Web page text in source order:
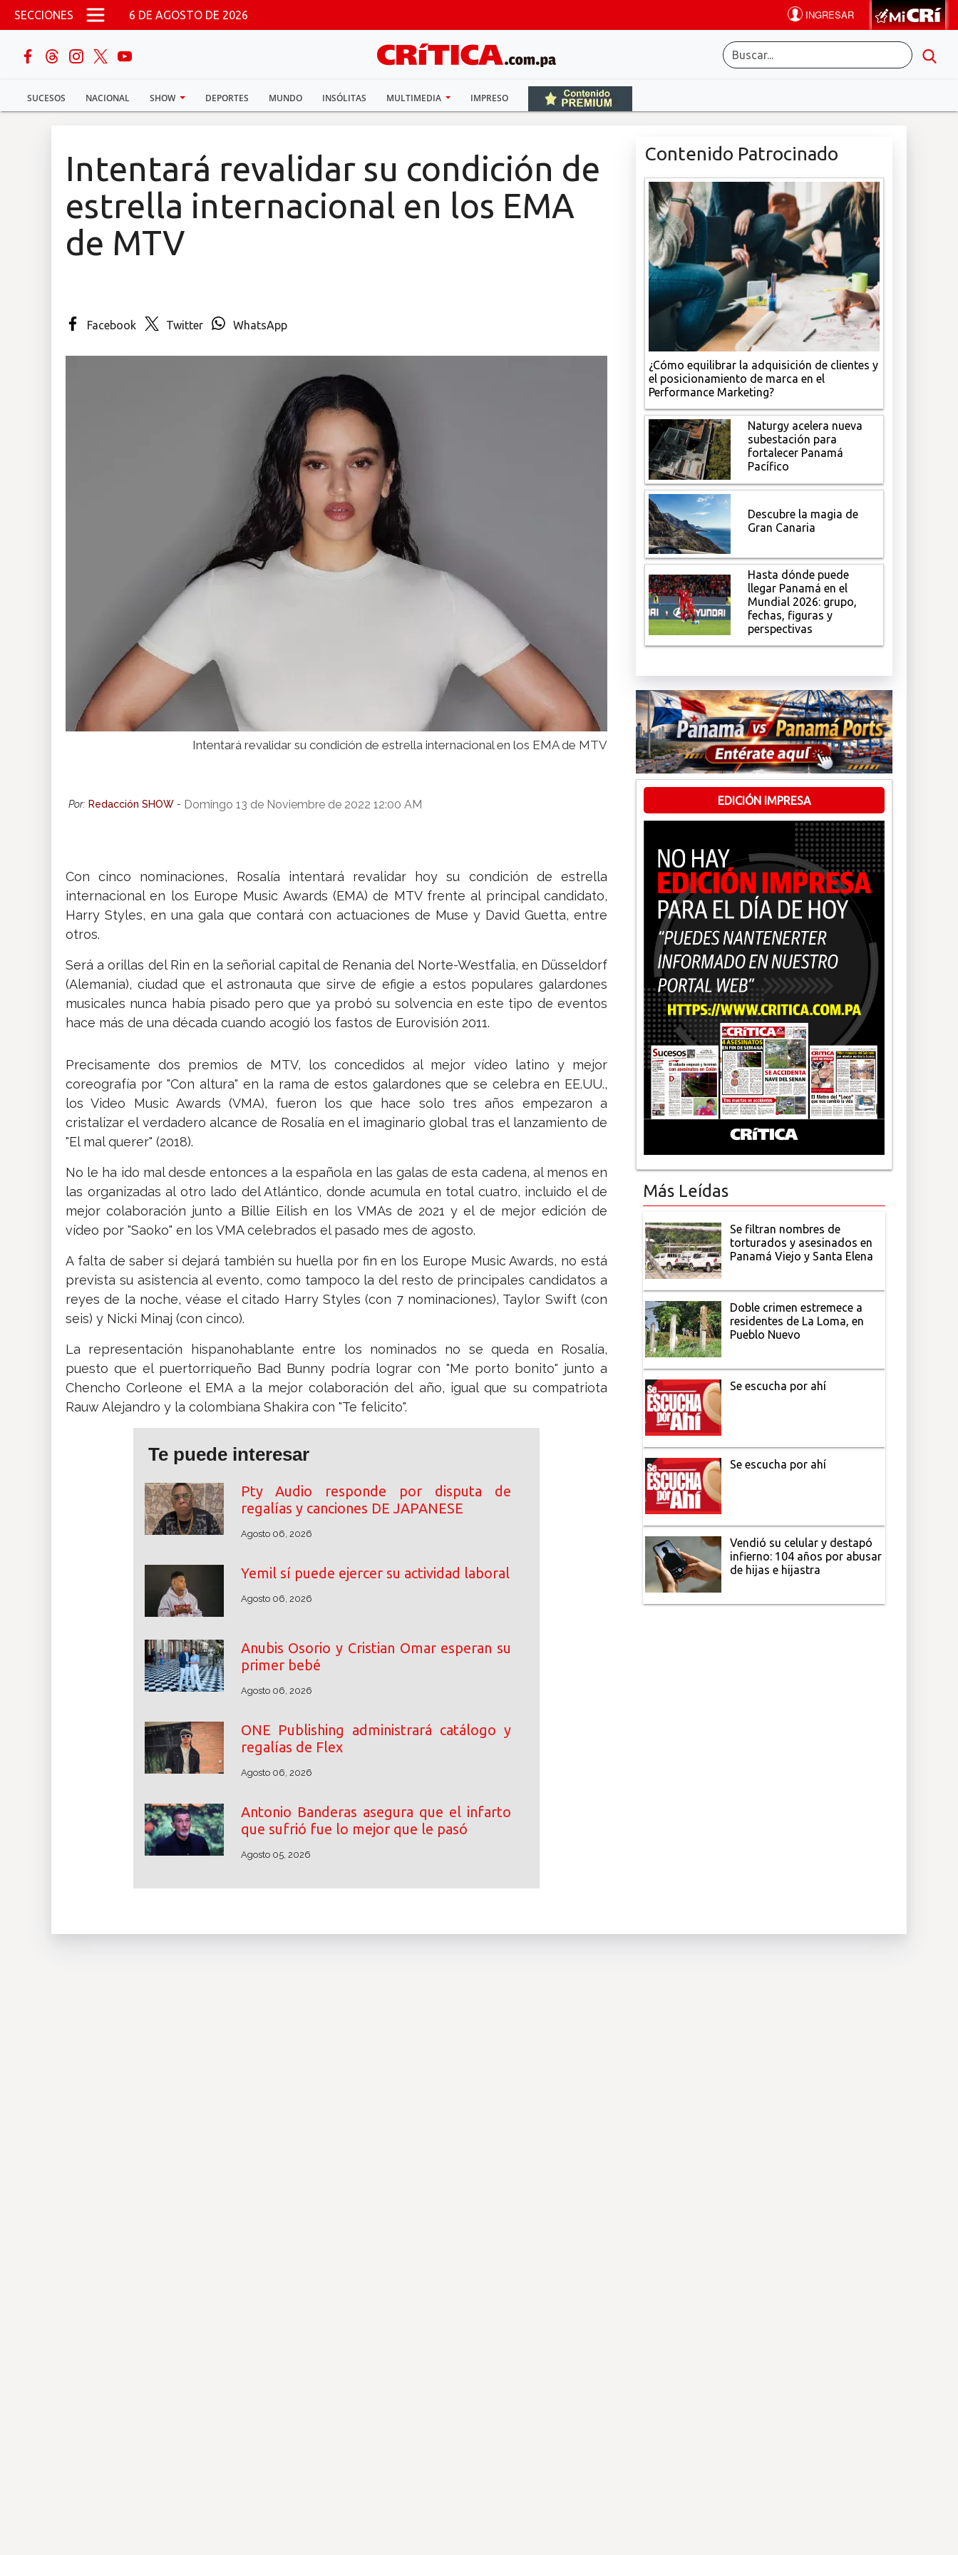
Pasar al contenido principal
SECCIONES 6 DE AGOSTO DE 2026
SUCESOS NACIONAL SHOW DEPORTES MUNDO INSÓLITAS MULTIMEDIA IMPRESO
buscar
Sucesos
Intentará revalidar su condición de
estrella internacional en los EMA
de MTV
Facebook Twitter WhatsApp
Intentará revalidar su condición de estrella internacional en los EMA de MTV
Por: Redacción SHOW - Domingo 13 de Noviembre de 2022 12:00 AM
Con cinco nominaciones, Rosalía intentará revalidar hoy su condición de estrella
internacional en los Europe Music Awards (EMA) de MTV frente al principal candidato,
Harry Styles, en una gala que contará con actuaciones de Muse y David Guetta, entre
otros.
Será a orillas del Rin en la señorial capital de Renania del Norte-Westfalia, en Düsseldorf
(Alemania), ciudad que el astronauta que sirve de efigie a estos populares galardones
musicales nunca había pisado pero que ya probó su solvencia en este tipo de eventos
hace más de una década cuando acogió los fastos de Eurovisión 2011.
Precisamente dos premios de MTV, los concedidos al mejor vídeo latino y mejor
coreografía por "Con altura" en la rama de estos galardones que se celebra en EE.UU.,
los Video Music Awards (VMA), fueron los que hace solo tres años empezaron a
cristalizar el verdadero alcance de Rosalía en el imaginario global tras el lanzamiento de
"El mal querer" (2018).
No le ha ido mal desde entonces a la española en las galas de esta cadena, al menos en
las organizadas al otro lado del Atlántico, donde acumula en total cuatro, incluido el de
mejor colaboración junto a Billie Eilish en los VMAs de 2021 y el de mejor edición de
vídeo por "Saoko" en los VMA celebrados el pasado mes de agosto.
A falta de saber si dejará también su huella por fin en los Europe Music Awards, no está
prevista su asistencia al evento, como tampoco la del resto de principales candidatos a
reyes de la noche, véase el citado Harry Styles (con 7 nominaciones), Taylor Swift (con
seis) y Nicki Minaj (con cinco).
La representación hispanohablante entre los nominados no se queda en Rosalía,
puesto que el puertorriqueño Bad Bunny podría lograr con "Me porto bonito" junto a
Chencho Corleone el EMA a la mejor colaboración del año, igual que su compatriota
Rauw Alejandro y la colombiana Shakira con "Te felicito".
Te puede interesar
Pty Audio responde por disputa de
regalías y canciones DE JAPANESE
Agosto 06, 2026
Yemil sí puede ejercer su actividad laboral
Agosto 06, 2026
Anubis Osorio y Cristian Omar esperan su
primer bebé
Agosto 06, 2026
ONE Publishing administrará catálogo y
regalías de Flex
Agosto 06, 2026
Antonio Banderas asegura que el infarto
que sufrió fue lo mejor que le pasó
Agosto 05, 2026
Contenido Patrocinado
¿Cómo equilibrar la adquisición de clientes y
el posicionamiento de marca en el
Performance Marketing?
Naturgy acelera nueva
subestación para
fortalecer Panamá
Pacífico
Descubre la magia de
Gran Canaria
Hasta dónde puede
llegar Panamá en el
Mundial 2026: grupo,
fechas, figuras y
perspectivas
EDICIÓN IMPRESA
Más Leídas
Se filtran nombres de
torturados y asesinados en
Panamá Viejo y Santa Elena
Doble crimen estremece a
residentes de La Loma, en
Pueblo Nuevo
Se escucha por ahí
Se escucha por ahí
Vendió su celular y destapó
infierno: 104 años por abusar
de hijas e hijastra